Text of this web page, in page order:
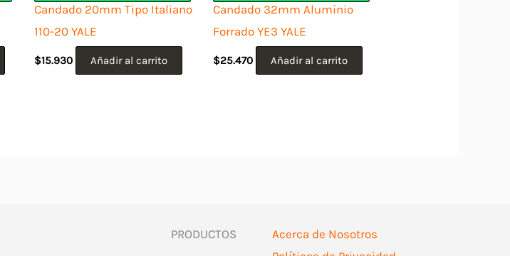
Candado 20mm Tipo Italiano
110-20 YALE
$15.930 Añadir al carrito
Candado 32mm Aluminio
Forrado YE3 YALE
$25.470 Añadir al carrito
PRODUCTOS
Acerca de Nosotros